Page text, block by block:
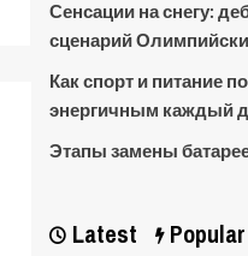
Сенсации на снегу:
сценарий
Как спорт и питание
энергичным каждый
Этапы замены
Latest Popular